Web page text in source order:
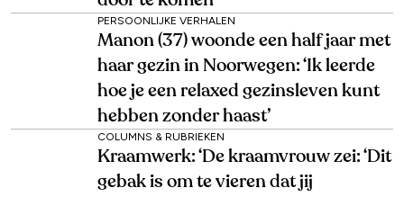
PERSOONLIJKE VERHALEN
Manon (37) woonde een half jaar met
haar gezin in Noorwegen: ‘Ik leerde
hoe je een relaxed gezinsleven kunt
hebben zonder haast’
COLUMNS & RUBRIEKEN
Kraamwerk: ‘De kraamvrouw zei: ‘Dit
gebak is om te vieren dat jij